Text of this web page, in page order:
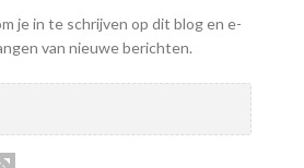
je in te schrijven op dit blog en e-
van nieuwe berichten.